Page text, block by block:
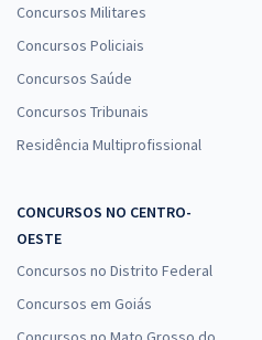
Concursos Militares
Concursos Policiais
Concursos Saúde
Concursos Tribunais
Residência Multiprofissional
CONCURSOS NO CENTRO-
OESTE
Concursos no Distrito Federal
Concursos em Goiás